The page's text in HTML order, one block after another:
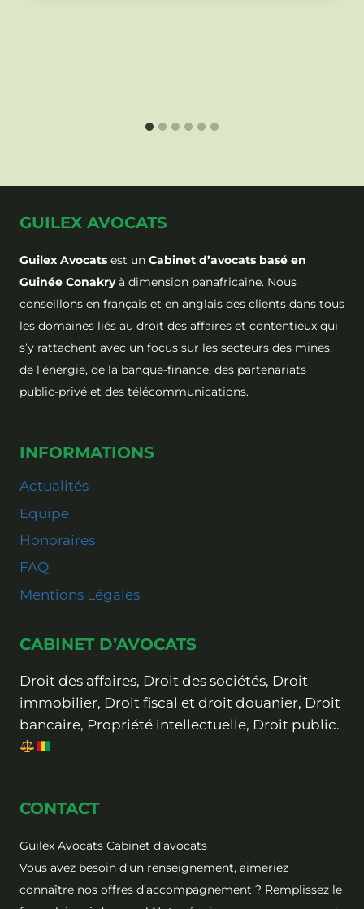
GUILEX AVOCATS
Guilex Avocats est un Cabinet d’avocats basé en
Guinée Conakryà dimension panafricaine. Nous
conseillons en français et en anglais des clients dans tous
les domaines liés au droit des affaires et contentieux qui
s’y rattachent avec un focus sur les secteurs des mines,
de l’énergie, de la banque-finance, des partenariats
public-privé et des télécommunications.
INFORMATIONS
Actualités
Equipe
Honoraires
FAQ
Mentions Légales
CABINET D’AVOCATS
Droit des affaires, Droit des sociétés, Droit
immobilier, Droit fiscal et droit douanier, Droit
bancaire, Propriété intellectuelle, Droit public.
CONTACT
Guilex Avocats Cabinet d’avocats
Vous avez besoin d’un renseignement, aimeriez
connaître nos offres d’accompagnement ? Remplissez le